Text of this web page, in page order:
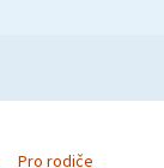
Pro rodiče